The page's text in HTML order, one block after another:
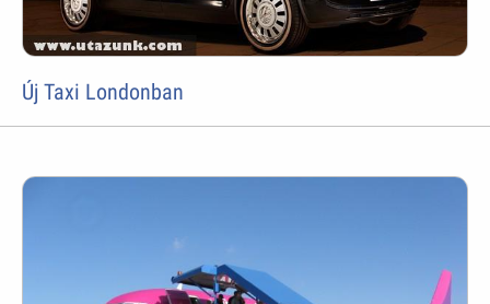
Új Taxi Londonban